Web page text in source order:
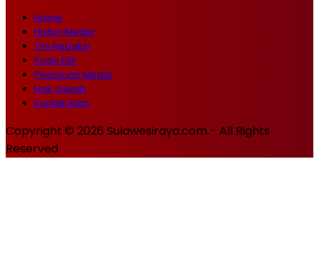
Home
Histori Media
Tim Redaksi
Kode Etik
Pedoman Media
Hak Jawab
Kontak Iklan
Copyright © 2026 Sulawesiraya.com - All Rights
Reserved